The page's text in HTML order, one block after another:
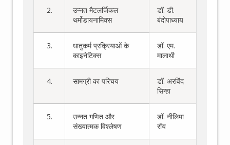
2.
उन्नत मैटलर्जिकल
थर्मोडायनामिक्स
डॉ. डी.
बंदोपाध्याय
3.
धातुकर्म प्रक्रियाओं के
काइनेटिक्स
डॉ. एम.
मालाथी
4. सामग्री का परिचय
डॉ. अरविंद
सिन्हा
5.
उन्नत गणित और
संख्यात्मक विश्लेषण
डॉ. नीलिमा
रॉय